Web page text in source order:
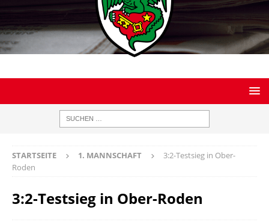
STARTSEITE 1. MANNSCHAFT
3:2-Testsieg in Ober-
Roden
3:2-Testsieg in Ober-Roden